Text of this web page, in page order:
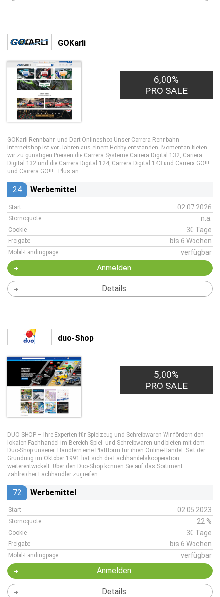
GOKarli
6,00%
PRO SALE
GOKarli Rennbahn und Dart Onlineshop Unser Carrera Rennbahn
Internetshop ist vor Jahren aus einem Hobby entstanden. Momentan bieten
wir zu günstigen Preisen die Carrera Systeme Carrera Digital 132, Carrera
Digital 132 und die Carrera Digital 124, Carrera Digital 143 und Carrera GO!!!
und Carrera GO!!!+ Plus an.
24 Werbemittel
Start 02.07.2026
Stornoquote n.a.
Cookie 30 Tage
Freigabe bis 6 Wochen
Mobil-Landingpage verfügbar
Anmelden
Details
duo-Shop
5,00%
PRO SALE
DUO-SHOP – Ihre Experten für Spielzeug und Schreibwaren Wir fördern den
lokalen Fachhandel im Bereich Spiel- und Schreibwaren und bieten mit dem
Duo-Shop unseren Händlern eine Plattform für ihren Online-Handel. Seit der
Gründung im Oktober 1991 hat sich die Fachhandelskooperation
weiterentwickelt. Über den Duo-Shop können Sie auf das Sortiment
zahlreicher Fachhändler zugreifen.
72 Werbemittel
Start 02.05.2023
Stornoquote 22 %
Cookie 30 Tage
Freigabe bis 6 Wochen
Mobil-Landingpage verfügbar
Anmelden
Details